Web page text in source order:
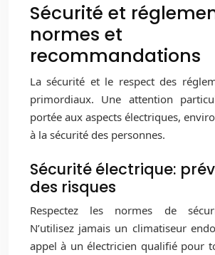
Sécurité et
normes et
recommandations
La sécurité et le respect des
primordiaux. Une attention
portée aux aspects électriques,
à la sécurité des personnes.
Sécurité électrique:
des risques
Respectez les normes de
N’utilisez jamais un climatiseur
appel à un électricien qualifié pour